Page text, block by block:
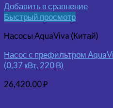
Добавить в сравнение
Быстрый просмотр
Насосы AquaViva (Китай)
Насос с префильтром
(0,37 кВт, 220 В)
26,420.00₽